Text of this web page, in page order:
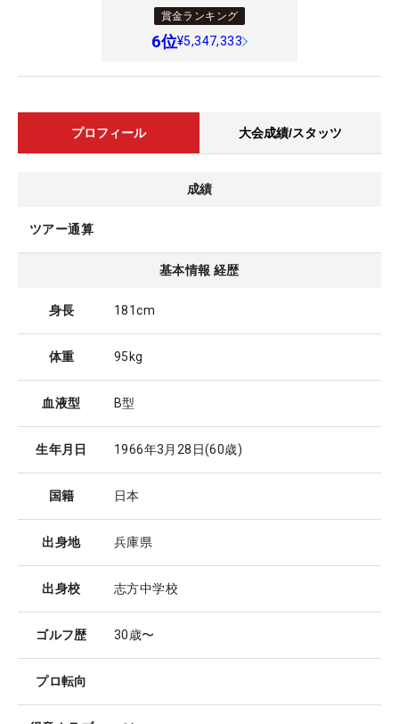
賞金ランキング
6位¥5,347,333
プロフィール 大会成績/スタッツ
成績
ツアー通算
基本情報 経歴
身長 181cm
体重 95kg
血液型 B型
生年月日 1966年3月28日(60歳)
国籍 日本
出身地 兵庫県
出身校 志方中学校
ゴルフ歴 30歳〜
プロ転向